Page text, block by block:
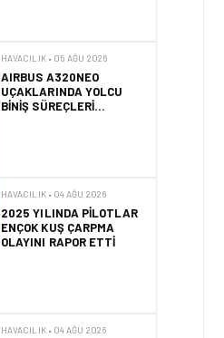
HAVACILIK • 05 AĞU 2026
AIRBUS A320NEO
UÇAKLARINDA YOLCU
BINIŞ SÜREÇLERI
HAVACILIK • 04 AĞU 2026
2025 YILINDA PILOTLAR
ENÇOK KUŞ ÇARPMA
OLAYINI RAPOR ETTI
HAVACILIK • 04 AĞU 2026